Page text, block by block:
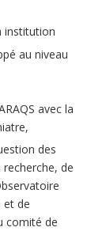
institution
au niveau
avec la
des
de
et de
comité de